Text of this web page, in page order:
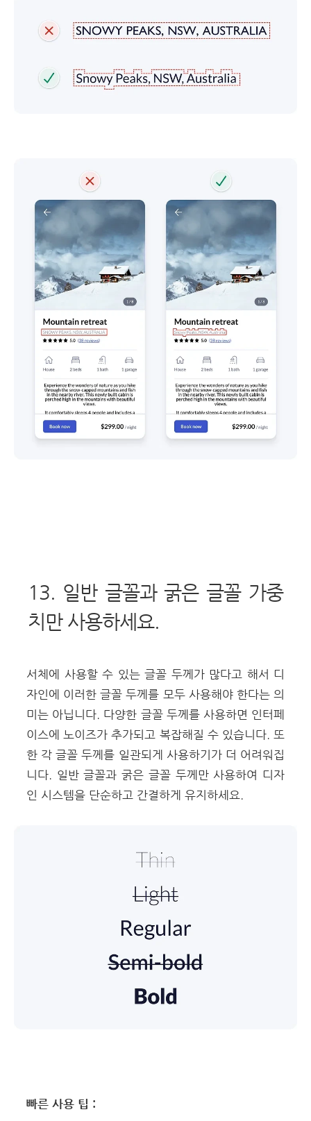
13. 일반 글꼴과 굵은 글꼴 가중
치만 사용하세요.
서체에 사용할 수 있는 글꼴 두께가 많다고 해서 디
자인에 이러한 글꼴 두께를 모두 사용해야 한다는 의
미는 아닙니다. 다양한 글꼴 두께를 사용하면 인터페
이스에 노이즈가 추가되고 복잡해질 수 있습니다. 또
한 각 글꼴 두께를 일관되게 사용하기가 더 어려워집
니다. 일반 글꼴과 굵은 글꼴 두께만 사용하여 디자
인 시스템을 단순하고 간결하게 유지하세요.
빠른 사용 팁 :